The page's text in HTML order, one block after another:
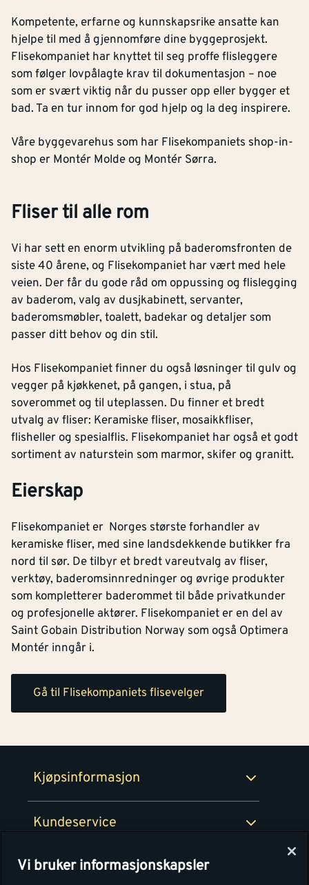
Kompetente, erfarne og kunnskapsrike ansatte kan
hjelpe til med å gjennomføre dine byggeprosjekt.
Flisekompaniet har knyttet til seg proffe flisleggere
som følger lovpålagte krav til dokumentasjon – noe
som er svært viktig når du pusser opp eller bygger et
bad. Ta en tur innom for god hjelp og la deg inspirere.
Våre byggevarehus som har Flisekompaniets shop-in-
shop er Montér Molde og Montér Sørra.
Fliser til alle rom
Vi har sett en enorm utvikling på baderomsfronten de
siste 40 årene, og Flisekompaniet har vært med hele
veien. Der får du gode råd om oppussing og flislegging
av baderom, valg av dusjkabinett, servanter,
baderomsmøbler, toalett, badekar og detaljer som
passer ditt behov og din stil.
Hos Flisekompaniet finner du også løsninger til gulv og
vegger på kjøkkenet, på gangen, i stua, på
soverommet og til uteplassen. Du finner et bredt
utvalg av fliser: Keramiske fliser, mosaikkfliser,
flisheller og spesialflis. Flisekompaniet har også et godt
sortiment av naturstein som marmor, skifer og granitt.
Eierskap
Flisekompaniet er Norges største forhandler av
keramiske fliser, med sine landsdekkende butikker fra
nord til sør. De tilbyr et bredt vareutvalg av fliser,
verktøy, baderomsinnredninger og øvrige produkter
som kompletterer baderommet til både privatkunder
og profesjonelle aktører. Flisekompaniet er en del av
Saint Gobain Distribution Norway som også Optimera
Montér inngår i.
Gå til Flisekompaniets flisevelger
Kjøpsinformasjon
Kjøpsbetingelser
Retur- og angrerettsskjema
Kundeservice
Kontakt oss
Tjenester
Montér Klubb
Medlemsavtaler
Montér
Om Montér
Byggevarehus og åpningstider
Personvern
Vi bruker informasjonskapsler